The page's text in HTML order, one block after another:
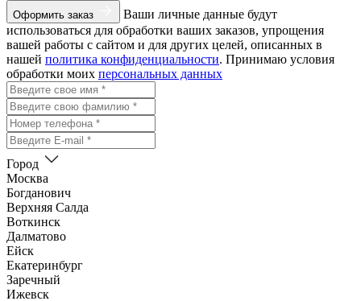
Оформить заказ
Ваши личные данные будут
использоваться для обработки ваших заказов, упрощения
вашей работы с сайтом и для других целей, описанных в
нашей политика конфиденциальности. Принимаю условия
обработки моих персональных данных
Город
Москва
Богданович
Верхняя Салда
Воткинск
Далматово
Ейск
Екатеринбург
Заречный
Ижевск